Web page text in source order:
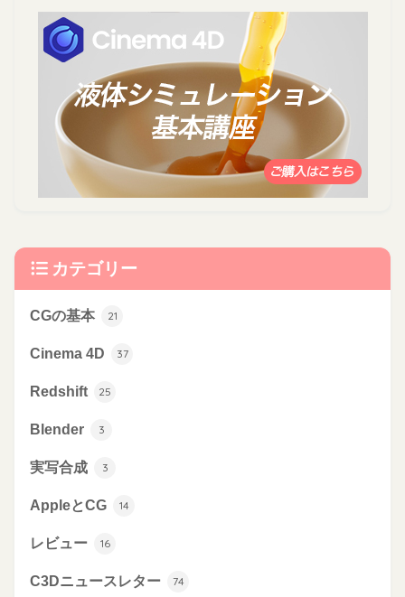
カテゴリー
CGの基本 21
Cinema 4D 37
Redshift 25
Blender 3
実写合成 3
AppleとCG 14
レビュー 16
C3Dニュースレター 74